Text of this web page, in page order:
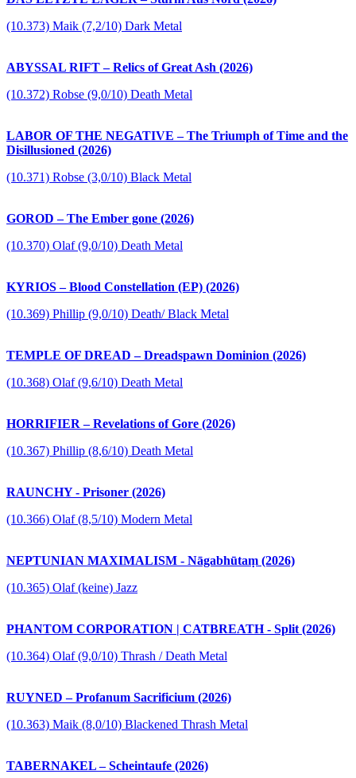
(10.373) Maik (7,2/10) Dark Metal
ABYSSAL RIFT – Relics of Great Ash (2026)
(10.372) Robse (9,0/10) Death Metal
LABOR OF THE NEGATIVE – The Triumph of Time and the
Disillusioned (2026)
(10.371) Robse (3,0/10) Black Metal
GOROD – The Ember gone (2026)
(10.370) Olaf (9,0/10) Death Metal
KYRIOS – Blood Constellation (EP) (2026)
(10.369) Phillip (9,0/10) Death/ Black Metal
TEMPLE OF DREAD – Dreadspawn Dominion (2026)
(10.368) Olaf (9,6/10) Death Metal
HORRIFIER – Revelations of Gore (2026)
(10.367) Phillip (8,6/10) Death Metal
RAUNCHY - Prisoner (2026)
(10.366) Olaf (8,5/10) Modern Metal
NEPTUNIAN MAXIMALISM - Nāgabhūtaṃ (2026)
(10.365) Olaf (keine) Jazz
PHANTOM CORPORATION | CATBREATH - Split (2026)
(10.364) Olaf (9,0/10) Thrash / Death Metal
RUYNED – Profanum Sacrificium (2026)
(10.363) Maik (8,0/10) Blackened Thrash Metal
TABERNAKEL – Scheintaufe (2026)